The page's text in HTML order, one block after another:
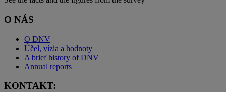
O NÁS
O DNV
Účel, vízia a hodnoty
A brief history of DNV
Annual reports
KONTAKT: